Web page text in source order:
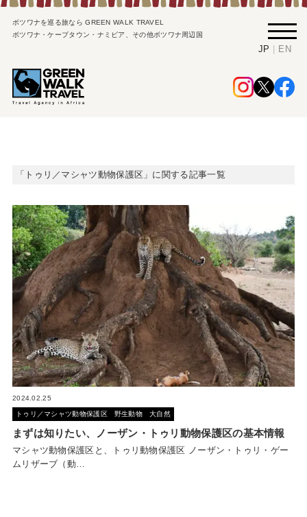
ボツワナを巡る旅なら GREEN WALK TRAVEL
ボツワナ・ケープタウン・ナミビア、その他ボツワナ周辺国
JP | EN
「トゥリ／マシャツ動物保護区」に関する記事一覧
2024.02.25
トゥリ／マシャツ動物保護区 野生動物 大自然
まずは知りたい、ノーザン・トゥリ動物保護区の基本情報
マシャツ動物保護区と、トゥリ動物保護区 ノーザン・トゥリ・ゲー
ムリザーブ（動…